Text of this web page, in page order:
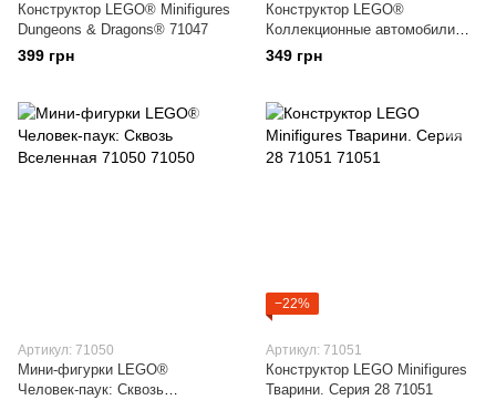
Конструктор LEGO® Minifigures
Dungeons & Dragons® 71047
399 грн
Конструктор LEGO®
Коллекционные автомобили
для гонок F1® 71049
349 грн
Артикул: 71050
Мини-фигурки LEGO®
Человек-паук: Сквозь
−22%
Артикул: 71051
Конструктор LEGO Minifigures
Тварини. Серия 28 71051